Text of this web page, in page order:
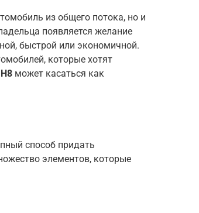
из общего потока, но и
появляется желание
быстрой или экономичной.
которые хотят
может касаться как
способ придать
элементов, которые